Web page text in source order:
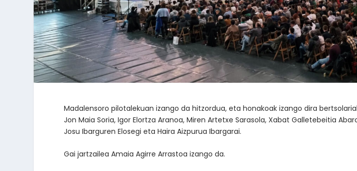
Madalensoro pilotalekuan izango da hitzordua, eta honakoak izango dira
Jon Maia Soria, Igor Elortza Aranoa, Miren Artetxe Sarasola, Xabat Galletebeitia
Josu Ibarguren Elosegi eta Haira Aizpurua Ibargarai.
Gai jartzailea Amaia Agirre Arrastoa izango da.